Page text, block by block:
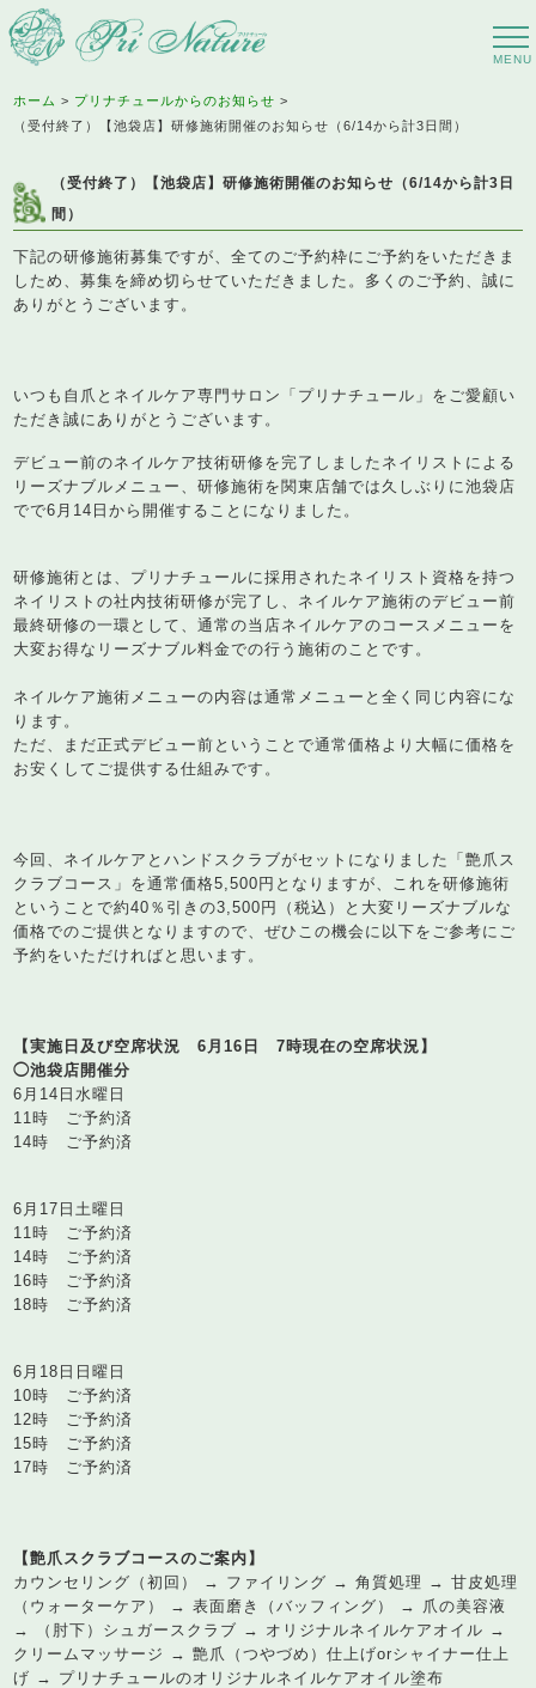
ホーム
プリナチュールからのお知らせ
（受付終了）【池袋店】研修施術開催のお知らせ（6/14から計3日間）
（受付終了）【池袋店】研修施術開催のお知らせ（6/14から計3日
間）
下記の研修施術募集ですが、全てのご予約枠にご予約をいただきま
しため、募集を締め切らせていただきました。多くのご予約、誠に
ありがとうございます。
いつも自爪とネイルケア専門サロン「プリナチュール」をご愛顧い
ただき誠にありがとうございます。
デビュー前のネイルケア技術研修を完了しましたネイリストによる
リーズナブルメニュー、研修施術を関東店舗では久しぶりに池袋店
でで6月14日から開催することになりました。
研修施術とは、プリナチュールに採用されたネイリスト資格を持つ
ネイリストの社内技術研修が完了し、ネイルケア施術のデビュー前
最終研修の一環として、通常の当店ネイルケアのコースメニューを
大変お得なリーズナブル料金での行う施術のことです。
ネイルケア施術メニューの内容は通常メニューと全く同じ内容にな
ります。
ただ、まだ正式デビュー前ということで通常価格より大幅に価格を
お安くしてご提供する仕組みです。
今回、ネイルケアとハンドスクラブがセットになりました「艶爪ス
クラブコース」を通常価格5,500円となりますが、これを研修施術
ということで約40％引きの3,500円（税込）と大変リーズナブルな
価格でのご提供となりますので、ぜひこの機会に以下をご参考にご
予約をいただければと思います。
【実施日及び空席状況 6月16日 7時現在の空席状況】
◯池袋店開催分
6月14日水曜日
11時 ご予約済
14時 ご予約済
6月17日土曜日
11時 ご予約済
14時 ご予約済
16時 ご予約済
18時 ご予約済
6月18日日曜日
10時 ご予約済
12時 ご予約済
15時 ご予約済
17時 ご予約済
【艶爪スクラブコースのご案内】
カウンセリング（初回） → ファイリング → 角質処理 → 甘皮処理
（ウォーターケア） → 表面磨き（バッフィング） → 爪の美容液
→ （肘下）シュガースクラブ → オリジナルネイルケアオイル →
クリームマッサージ → 艶爪（つやづめ）仕上げorシャイナー仕上
げ → プリナチュールのオリジナルネイルケアオイル塗布